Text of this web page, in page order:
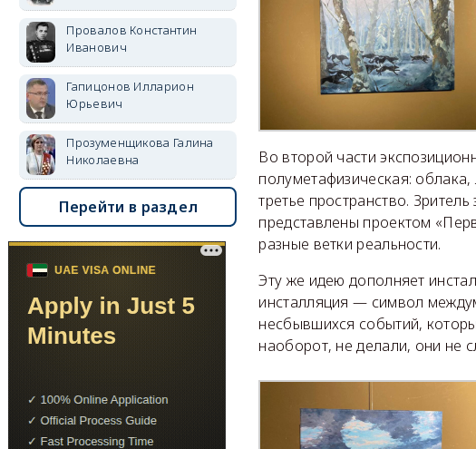
Во второй части
полуметафизическая:
третье пространство.
представлены проектом
разные ветки реальности.
Эту же идею дополняет
инсталляция — символ
несбывшихся событий,
наоборот, не делали, они не
Провалов Константин
Иванович
Гапицонов Илларион
Юрьевич
Прозуменщикова Галина
Николаевна
Перейти в раздел